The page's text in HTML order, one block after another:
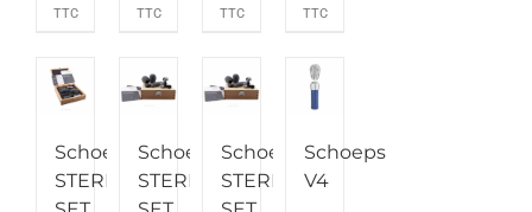
TTC TTC TTC TTC
Schoeps
STEREO-
Schoeps
STEREO-
Schoeps
STEREO-
Schoeps
V4